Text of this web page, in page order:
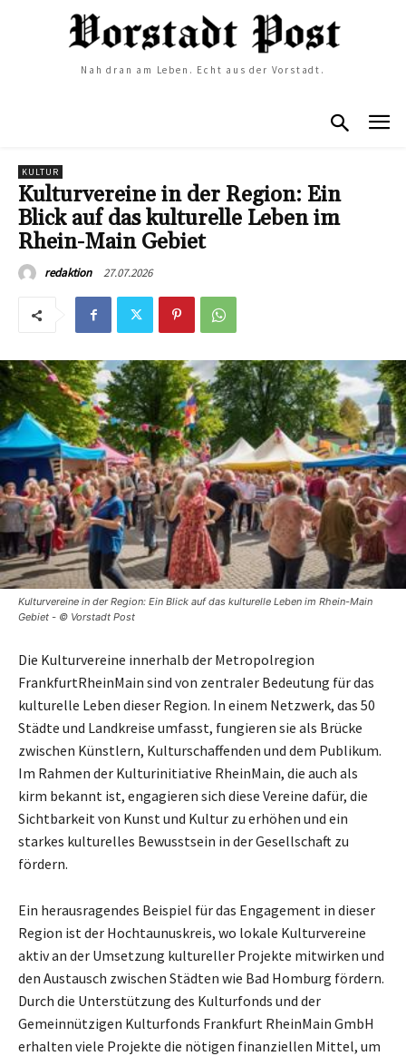
Nah dran am Leben. Echt aus der Vorstadt.
KULTUR
Kulturvereine in der Region: Ein
Blick auf das kulturelle Leben im
Rhein-Main Gebiet
redaktion 27.07.2026
Kulturvereine in der Region: Ein Blick auf das kulturelle Leben im Rhein-Main
Gebiet - © Vorstadt Post
Die Kulturvereine innerhalb der Metropolregion
FrankfurtRheinMain sind von zentraler Bedeutung für das
kulturelle Leben dieser Region. In einem Netzwerk, das 50
Städte und Landkreise umfasst, fungieren sie als Brücke
zwischen Künstlern, Kulturschaffenden und dem Publikum.
Im Rahmen der Kulturinitiative RheinMain, die auch als
kirm bekannt ist, engagieren sich diese Vereine dafür, die
Sichtbarkeit von Kunst und Kultur zu erhöhen und ein
starkes kulturelles Bewusstsein in der Gesellschaft zu
fördern.
Ein herausragendes Beispiel für das Engagement in dieser
Region ist der Hochtaunuskreis, wo lokale Kulturvereine
aktiv an der Umsetzung kultureller Projekte mitwirken und
den Austausch zwischen Städten wie Bad Homburg fördern.
Durch die Unterstützung des Kulturfonds und der
Gemeinnützigen Kulturfonds Frankfurt RheinMain GmbH
erhalten viele Projekte die nötigen finanziellen Mittel, um